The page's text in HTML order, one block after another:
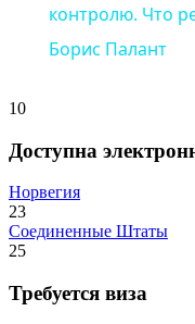
контролю. Что
Борис Палант
10
Доступна
Норвегия
23
Соединенные Штаты
25
Требуется виза